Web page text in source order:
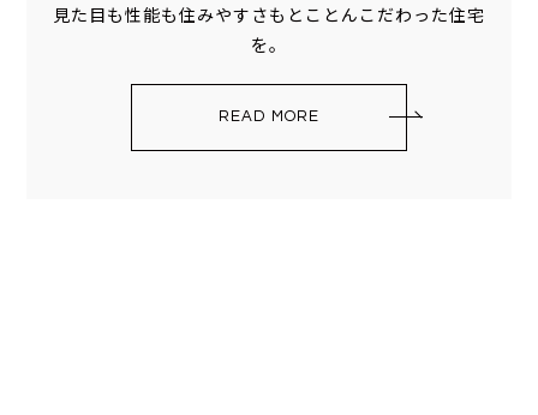
見た目も性能も住みやすさもとことんこだわった住宅
を。
READ MORE